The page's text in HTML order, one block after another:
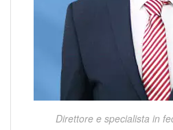
Direttore e specialista in